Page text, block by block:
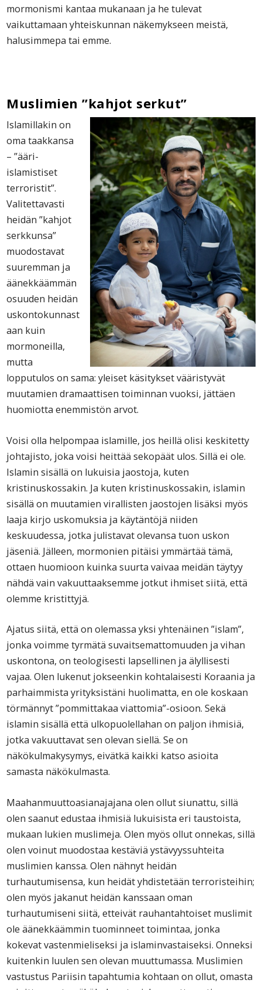
mormonismi kantaa mukanaan ja he tulevat
vaikuttamaan yhteiskunnan näkemykseen meistä,
halusimmepa tai emme.
Muslimien ”kahjot serkut”
Islamillakin on
oma taakkansa
– ”ääri-
islamistiset
terroristit”.
Valitettavasti
heidän ”kahjot
serkkunsa”
muodostavat
suuremman ja
äänekkäämmän
osuuden heidän
uskontokunnast
aan kuin
mormoneilla,
mutta
lopputulos on sama: yleiset käsitykset vääristyvät
muutamien dramaattisen toiminnan vuoksi, jättäen
huomiotta enemmistön arvot.
Voisi olla helpompaa islamille, jos heillä olisi keskitetty
johtajisto, joka voisi heittää sekopäät ulos. Sillä ei ole.
Islamin sisällä on lukuisia jaostoja, kuten
kristinuskossakin. Ja kuten kristinuskossakin, islamin
sisällä on muutamien virallisten jaostojen lisäksi myös
laaja kirjo uskomuksia ja käytäntöjä niiden
keskuudessa, jotka julistavat olevansa tuon uskon
jäseniä. Jälleen, mormonien pitäisi ymmärtää tämä,
ottaen huomioon kuinka suurta vaivaa meidän täytyy
nähdä vain vakuuttaaksemme jotkut ihmiset siitä, että
olemme kristittyjä.
Ajatus siitä, että on olemassa yksi yhtenäinen ”islam”,
jonka voimme tyrmätä suvaitsemattomuuden ja vihan
uskontona, on teologisesti lapsellinen ja älyllisesti
vajaa. Olen lukenut jokseenkin kohtalaisesti Koraania ja
parhaimmista yrityksistäni huolimatta, en ole koskaan
törmännyt ”pommittakaa viattomia”-osioon. Sekä
islamin sisällä että ulkopuolellahan on paljon ihmisiä,
jotka vakuuttavat sen olevan siellä. Se on
näkökulmakysymys, eivätkä kaikki katso asioita
samasta näkökulmasta.
Maahanmuuttoasianajajana olen ollut siunattu, sillä
olen saanut edustaa ihmisiä lukuisista eri taustoista,
mukaan lukien muslimeja. Olen myös ollut onnekas, sillä
olen voinut muodostaa kestäviä ystävyyssuhteita
muslimien kanssa. Olen nähnyt heidän
turhautumisensa, kun heidät yhdistetään terroristeihin;
olen myös jakanut heidän kanssaan oman
turhautumiseni siitä, etteivät rauhantahtoiset muslimit
ole äänekkäämmin tuominneet toimintaa, jonka
kokevat vastenmieliseksi ja islaminvastaiseksi. Onneksi
kuitenkin luulen sen olevan muuttumassa. Muslimien
vastustus Pariisin tapahtumia kohtaan on ollut, omasta